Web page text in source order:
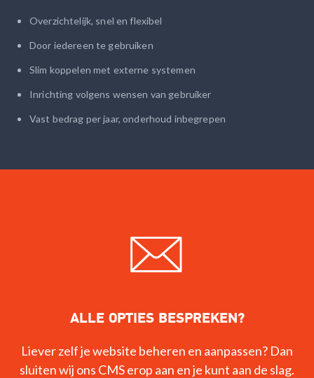
Overzichtelijk, snel en flexibel
Door iedereen te gebruiken
Slim koppelen met externe systemen
Inrichting volgens wensen van gebruiker
Vast bedrag per jaar, onderhoud inbegrepen
ALLE OPTIES BESPREKEN?
Liever zelf je website beheren en aanpassen? Dan
sluiten wij ons CMS erop aan en je kunt aan de slag.